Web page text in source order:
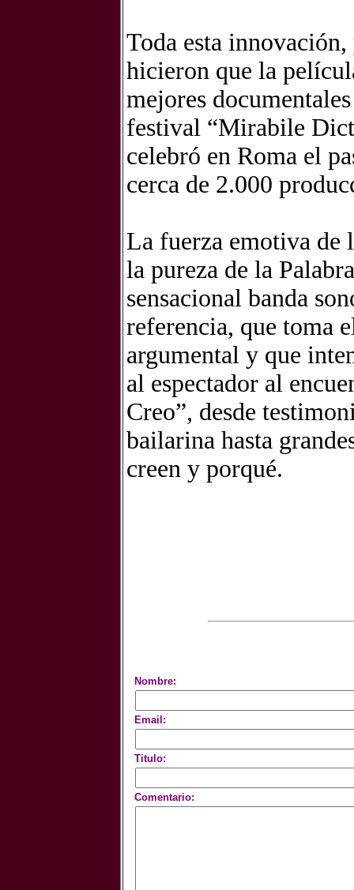
Toda esta
hicieron que la
mejores
festival “Mirabile
celebró en Roma el
cerca de 2.000
La fuerza emotiva de
la pureza de la
sensacional banda
referencia, que toma
argumental y que
al espectador al
Creo”, desde
bailarina hasta
creen y porqué.
Nombre:
Email:
Titulo:
Comentario: